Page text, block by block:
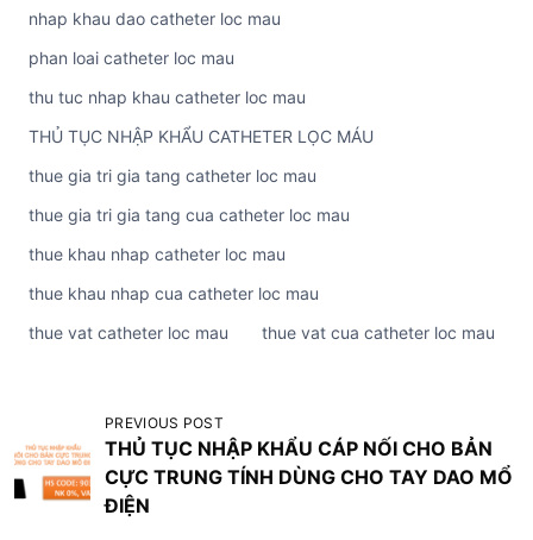
nhap khau dao catheter loc mau
phan loai catheter loc mau
thu tuc nhap khau catheter loc mau
THỦ TỤC NHẬP KHẨU CATHETER LỌC MÁU
thue gia tri gia tang catheter loc mau
thue gia tri gia tang cua catheter loc mau
thue khau nhap catheter loc mau
thue khau nhap cua catheter loc mau
thue vat catheter loc mau
thue vat cua catheter loc mau
i
ề
PREVIOUS POST
THỦ TỤC NHẬP KHẨU CÁP NỐI CHO BẢN
CỰC TRUNG TÍNH DÙNG CHO TAY DAO MỔ
ĐIỆN